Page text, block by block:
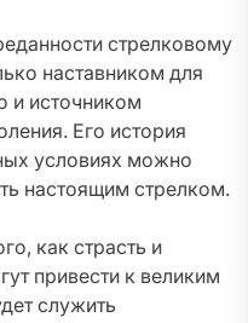
стрелковому
наставником для
и источником
Его история
условиях можно
настоящим стрелком.
как страсть и
привести к великим
служить